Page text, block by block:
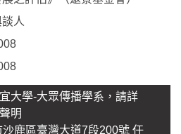
人
大學-大眾傳播學系，請詳
明
鹿區臺灣大道7段200號 任